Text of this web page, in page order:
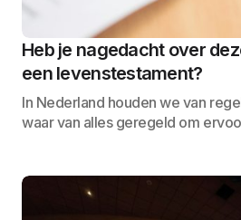
Heb je nagedacht over
een levenstestament?
In Nederland houden we van
waar van alles geregeld om